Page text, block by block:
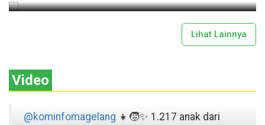
Lihat Lainnya
Video
@kominfomagelang 👧🧒✨ 1.217 anak dari